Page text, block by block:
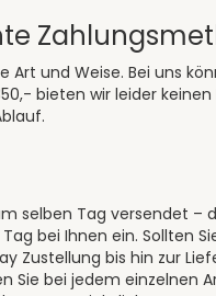
und Weise. Bei uns
bieten wir leider
selben Tag versendet –
bei Ihnen ein. Sollten
bis hin zur
bei jedem einzelnen